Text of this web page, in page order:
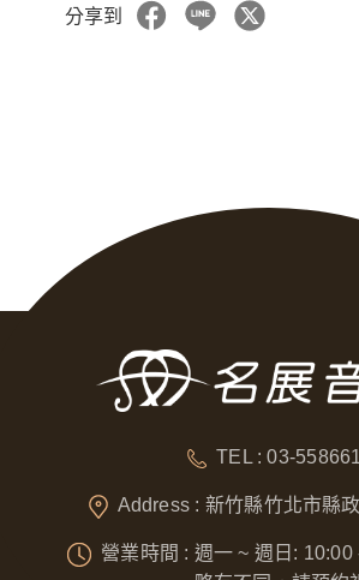
分享到
TEL : 03-
Address : 新竹縣竹北市縣
營業時間 : 週一 ~ 週日: